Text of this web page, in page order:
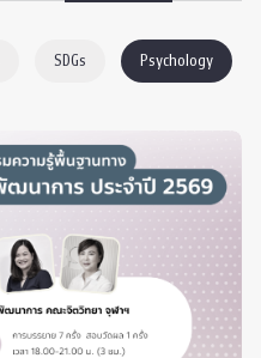
SDGs Psychology